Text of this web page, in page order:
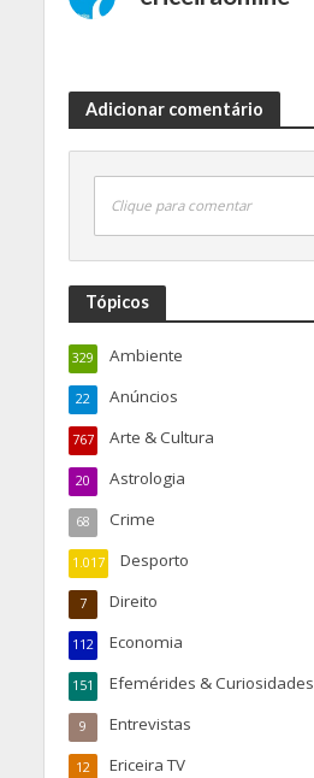
Adicionar comentário
Clique para comentar
Tópicos
Ambiente
329
Anúncios
22
Arte & Cultura
767
Astrologia
20
Crime
68
Desporto
1.017
Direito
7
Economia
112
Efemérides & Curiosidades
151
Entrevistas
9
Ericeira TV
12